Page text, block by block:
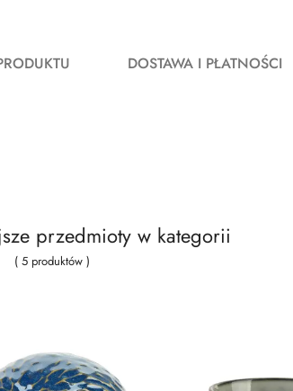
DOSTAWA I PŁATNOŚCI
przedmioty w kategorii
( 5 produktów )